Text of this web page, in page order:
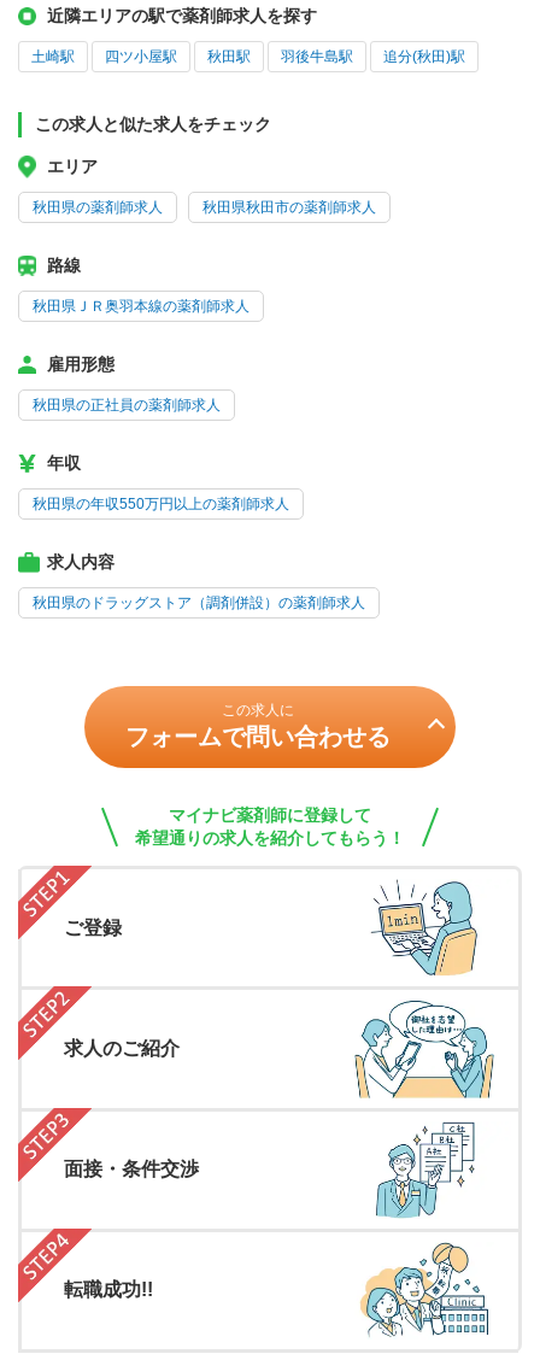
近隣エリアの駅で薬剤師求人を探す
土崎駅 四ツ小屋駅 秋田駅 羽後牛島駅 追分(秋田)駅
この求人と似た求人をチェック
エリア
秋田県の薬剤師求人 秋田県秋田市の薬剤師求人
路線
秋田県ＪＲ奥羽本線の薬剤師求人
雇用形態
秋田県の正社員の薬剤師求人
年収
秋田県の年収550万円以上の薬剤師求人
求人内容
秋田県のドラッグストア（調剤併設）の薬剤師求人
この求人に
フォームで問い合わせる
マイナビ薬剤師に登録して
希望通りの求人を紹介してもらう！
ご登録
求人のご紹介
面接・条件交渉
転職成功!!